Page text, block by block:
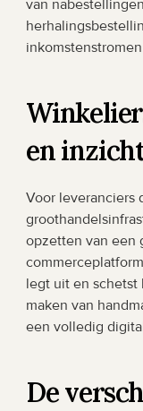
van
en
Voor leveranciers
opzetten van een
legt uit en schetst
maken van
een volledig
De